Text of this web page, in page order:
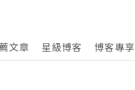
文章 星級博客 博客專享